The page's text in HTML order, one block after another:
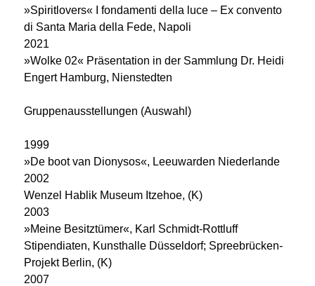
»Spiritlovers« I fondamenti della luce – Ex convento
di Santa Maria della Fede, Napoli
2021
»Wolke 02« Präsentation in der Sammlung Dr. Heidi
Engert Hamburg, Nienstedten
Gruppenausstellungen (Auswahl)
1999
»De boot van Dionysos«, Leeuwarden Niederlande
2002
Wenzel Hablik Museum Itzehoe, (K)
2003
»Meine Besitztümer«, Karl Schmidt-Rottluff
Stipendiaten, Kunsthalle Düsseldorf; Spreebrücken-
Projekt Berlin, (K)
2007